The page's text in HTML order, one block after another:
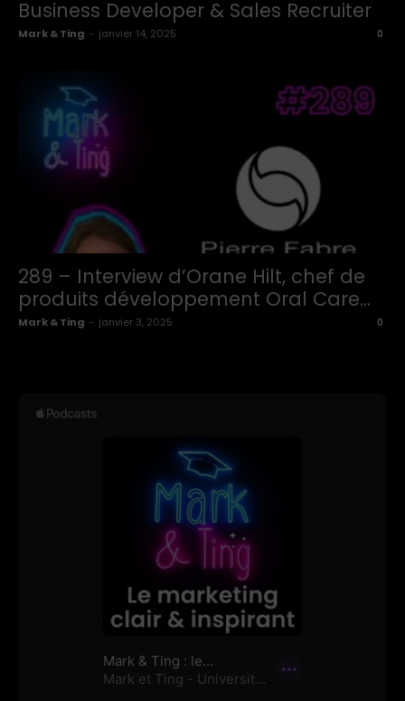
Business Developer & Sales Recruiter
Mark & Ting - janvier 14, 2025 0
289 – Interview d’Orane Hilt, chef de
produits développement Oral Care...
Mark & Ting - janvier 3, 2025 0